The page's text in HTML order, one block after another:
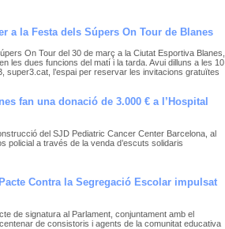
a la Festa dels Súpers On Tour de Blanes
On Tour del 30 de març a la Ciutat Esportiva Blanes,
les dues funcions del matí i la tarda. Avui dilluns a les 10
super3.cat, l’espai per reservar les invitacions gratuïtes
fan una donació de 3.000 € a l’Hospital
del SJD Pediatric Cancer Center Barcelona, al
policial a través de la venda d’escuts solidaris
Contra la Segregació Escolar impulsat
de signatura al Parlament, conjuntament amb el
de consistoris i agents de la comunitat educativa